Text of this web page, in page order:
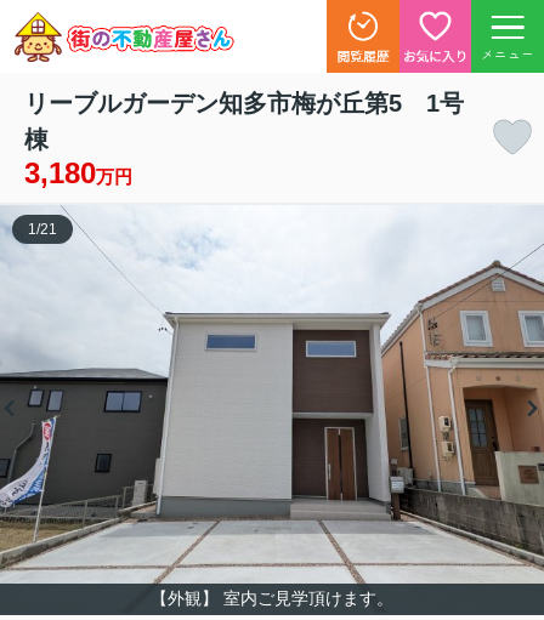
メニュー
リーブルガーデン知多市梅が丘第5 1号
棟
3,180万円
【外観】 室内ご見学頂けます。
1 /21